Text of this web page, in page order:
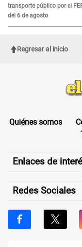
transporte público por el
del 6 de agosto
Regresar al inicio
Quiénes somos
Enlaces de
Redes Sociales